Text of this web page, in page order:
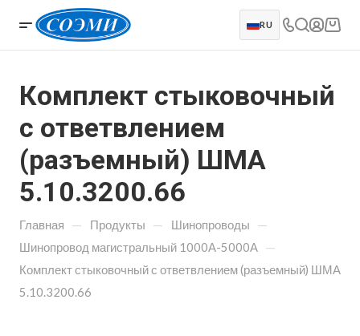
RU
Комплект стыковочный
с ответвлением
(разъемный) ШМА
5.10.3200.66
Главная — Продукты — Шинопроводы —
Шинопровод магистральный 1000А-5000А —
Комплект стыковочный с ответвлением (разъемный) ШМА
5.10.3200.66